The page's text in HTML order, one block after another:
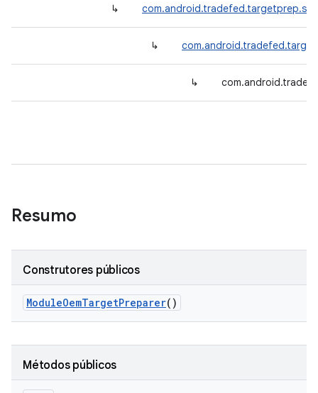
↳
↳
↳
Resumo
Construtores públicos
ModuleOemTargetPreparer()
Métodos públicos